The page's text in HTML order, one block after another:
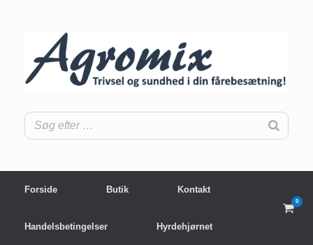
Forside Butik Kontakt
Handelsbetingelser Hyrdehjørnet
View
0